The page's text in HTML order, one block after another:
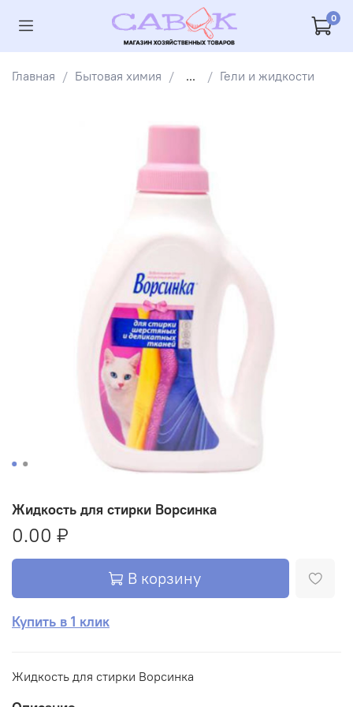
0
Главная Бытовая химия ... Гели и жидкости
Жидкость для стирки Ворсинка
0.00 ₽
В корзину
Купить в 1 клик
Жидкость для стирки Ворсинка